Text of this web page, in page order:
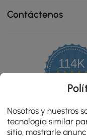
Gracias a los
agua se activa
contacto y
menos gérmenes.
Contáctenos
114K
4.8
star
OPINIONES
Nosotros y nuestros
tecnología similar
sitio, mostrarle